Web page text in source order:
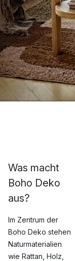
Was macht
Boho Deko
aus?
Im Zentrum der
Boho Deko stehen
Naturmaterialien
wie Rattan, Holz,